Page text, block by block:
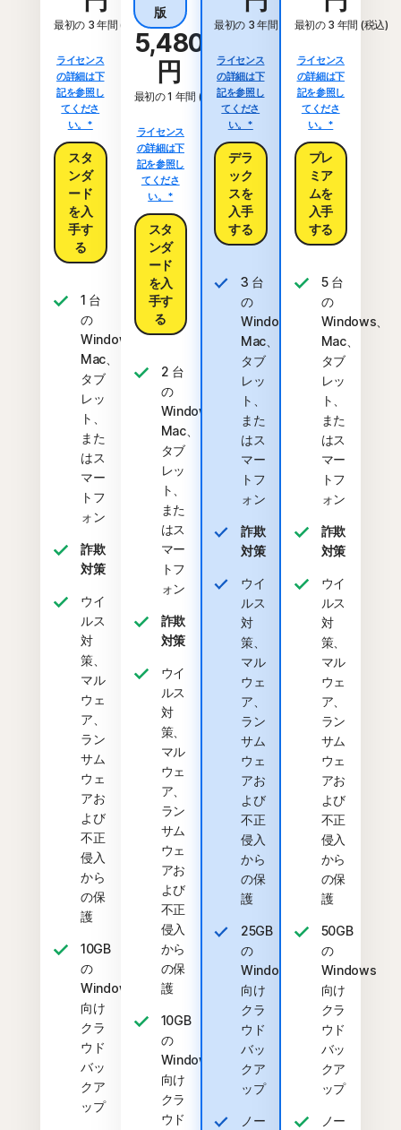
最初の 3 年間 (税込)
ライセンス
の詳細は下
記を参照し
てくださ
い。*
スタ
ンダ
ード
を入
手す
る
1 台
の
Windows、
Mac、
タブ
レッ
ト、
また
はス
マー
トフ
ォン
詐欺
対策
ウイ
ルス
対
策、
マル
ウェ
ア、
ラン
サム
ウェ
アお
よび
不正
侵入
から
の保
護
10GB
の
Windows
向け
クラ
ウド
バッ
クア
ップ
版
5,480
円
最初の 1 年間 (税込)
ライセンス
の詳細は下
記を参照し
てくださ
い。*
スタ
ンダ
ード
を入
手す
る
2 台
の
Windows、
Mac、
タブ
レッ
ト、
また
はス
マー
トフ
ォン
詐欺
対策
ウイ
ルス
対
策、
マル
ウェ
ア、
ラン
サム
ウェ
アお
よび
不正
侵入
から
の保
護
10GB
の
Windows
向け
クラ
ウド
最初の 3 年間 (税込)
ライセンス
の詳細は下
記を参照し
てくださ
い。*
デラ
ック
スを
入手
する
3 台
の
Windows、
Mac、
タブ
レッ
ト、
また
はス
マー
トフ
ォン
詐欺
対策
ウイ
ルス
対
策、
マル
ウェ
ア、
ラン
サム
ウェ
アお
よび
不正
侵入
から
の保
護
25GB
の
Windows
向け
クラ
ウド
バッ
クア
ップ
ノー
最初の 3 年間 (税込)
ライセンス
の詳細は下
記を参照し
てくださ
い。*
プレ
ミア
ムを
入手
する
5 台
の
Windows、
Mac、
タブ
レッ
ト、
また
はス
マー
トフ
ォン
詐欺
対策
ウイ
ルス
対
策、
マル
ウェ
ア、
ラン
サム
ウェ
アお
よび
不正
侵入
から
の保
護
50GB
の
Windows
向け
クラ
ウド
バッ
クア
ップ
ノー